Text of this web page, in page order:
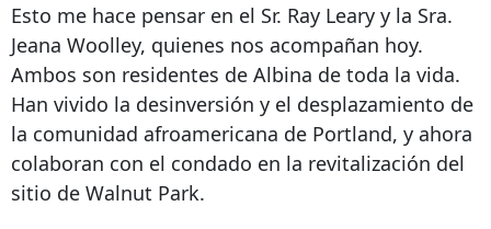
Esto me hace pensar en el Sr. Ray Leary y la Sra.
Jeana Woolley, quienes nos acompañan hoy.
Ambos son residentes de Albina de toda la vida.
Han vivido la desinversión y el desplazamiento de
la comunidad afroamericana de Portland, y ahora
colaboran con el condado en la revitalización del
sitio de Walnut Park.